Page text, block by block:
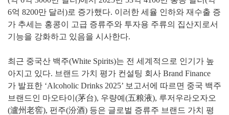
6억 8200만 달러)로 증가했다. 이러한 세율 인하와 재수출 증
가 추세는 홍콩이 고급 증류주와 투자용 주류의 집산지로서
기능을 강화하고 있음을 시사한다.
최근 중국산 백주(White Spirits)는 전 세계적으로 인기가 높
아지고 있다. 브랜드 가치 평가 컨설팅 회사 Brand Finance
가 발표한 ‘Alcoholic Drinks 2025’ 보고서에 따르면 중국 백주
브 랜드인 마오타이(茅台), 우량예(五粮液), 루저우라오자오
(瀘州老窖), 펀주(汾酒) 등은 글로벌 증류주 브랜드 가치 평